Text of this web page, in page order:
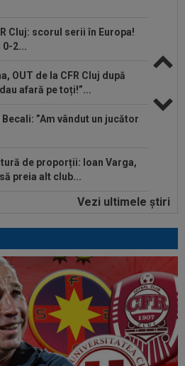
Cluj: scorul serii în Europa!
0-2...
OUT de la CFR Cluj după
afară pe toți!”...
Becali: ”Am vândut un jucător
de proporții: Ioan Varga,
preia alt club...
Becali: ”Hai să-ți spun ce face
iar de Varga la CFR Cluj, Edi
Craioveanu a dat declarația
”Știi cine mă...
milioane de euro pentru
Vezi ultimele ştiri